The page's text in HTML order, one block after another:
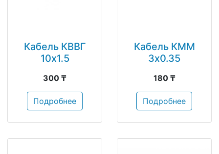
Кабель КВВГ
10х1.5
300 ₸
Подробнее
Кабель КММ
3х0.35
180 ₸
Подробнее